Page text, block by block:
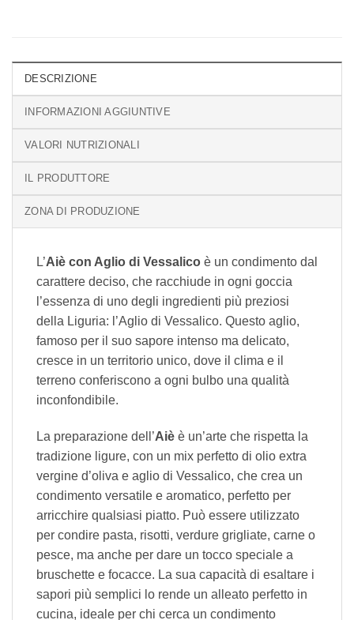
DESCRIZIONE
INFORMAZIONI AGGIUNTIVE
VALORI NUTRIZIONALI
IL PRODUTTORE
ZONA DI PRODUZIONE
L’Aiè con Aglio di Vessalico è un condimento dal
carattere deciso, che racchiude in ogni goccia
l’essenza di uno degli ingredienti più preziosi
della Liguria: l’Aglio di Vessalico. Questo aglio,
famoso per il suo sapore intenso ma delicato,
cresce in un territorio unico, dove il clima e il
terreno conferiscono a ogni bulbo una qualità
inconfondibile.
La preparazione dell’Aiè è un’arte che rispetta la
tradizione ligure, con un mix perfetto di olio extra
vergine d’oliva e aglio di Vessalico, che crea un
condimento versatile e aromatico, perfetto per
arricchire qualsiasi piatto. Può essere utilizzato
per condire pasta, risotti, verdure grigliate, carne o
pesce, ma anche per dare un tocco speciale a
bruschette e focacce. La sua capacità di esaltare i
sapori più semplici lo rende un alleato perfetto in
cucina, ideale per chi cerca un condimento